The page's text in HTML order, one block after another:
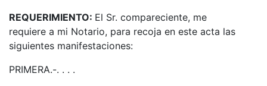
REQUERIMIENTO: El Sr. compareciente, me
requiere a mi Notario, para recoja en este acta las
siguientes manifestaciones:
PRIMERA.-. . . .